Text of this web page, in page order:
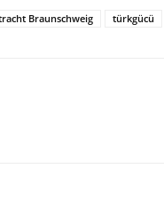
Braunschweig türkgücü